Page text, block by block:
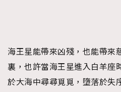
海王星能帶來凶殘，也能帶來
裏，也許當海王星進入白羊座
於大海中尋尋覓覓，墮落於失